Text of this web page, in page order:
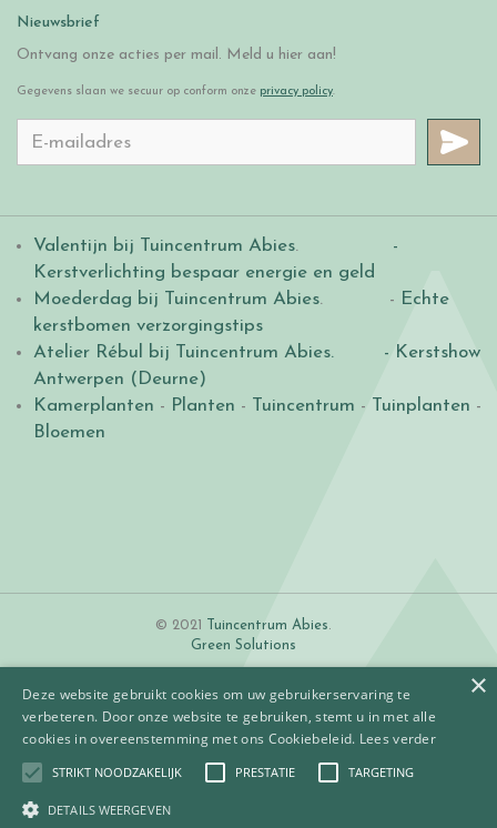
Nieuwsbrief
Ontvang onze acties per mail. Meld u hier aan!
Gegevens slaan we secuur op conform onze privacy policy.
Valentijn bij Tuincentrum Abies.
-
Kerstverlichting bespaar energie en geld
Moederdag bij Tuincentrum Abies. - Echte
kerstbomen verzorgingstips
Atelier Rébul bij Tuincentrum Abies.
- Kerstshow
Antwerpen (Deurne)
Kamerplanten - Planten - Tuincentrum - Tuinplanten -
Bloemen
© 2021 Tuincentrum Abies.
Green Solutions
Algemene voorwaarden
×
Deze website gebruikt cookies om uw gebruikerservaring te
verbeteren. Door onze website te gebruiken, stemt u in met alle
cookies in overeenstemming met ons Cookiebeleid. Lees verder
STRIKT NOODZAKELIJK PRESTATIE TARGETING
DETAILS WEERGEVEN